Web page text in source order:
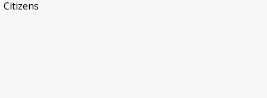
Citizens